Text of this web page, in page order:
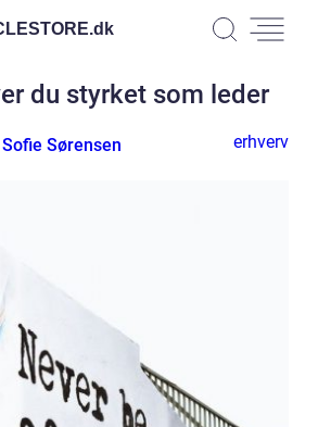
dk
du styrket som leder
Sofie Sørensen erhverv